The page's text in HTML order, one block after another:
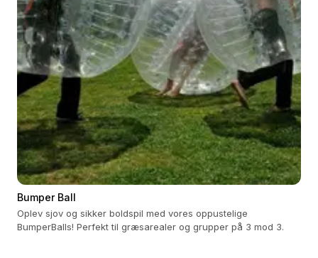
Bumper Ball
Oplev sjov og sikker boldspil med vores oppustelige
BumperBalls! Perfekt til græsarealer og grupper på 3 mod 3.